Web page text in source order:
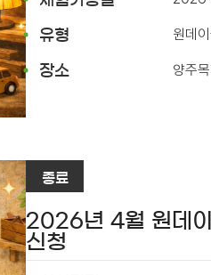
유형 원데
장소 양주
종료
2026년 4월 원데
신청